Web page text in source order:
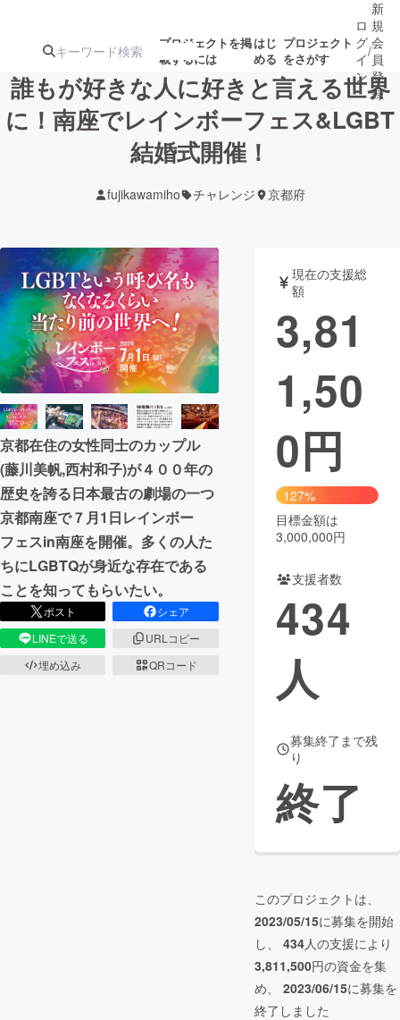
プロジェクトを掲
載するには
はじ
める
プロジェクト
をさがす
注目の新着プロ募集終了が近いプ
テクノロジー・ガジェット
映像・映画 書籍・雑誌
ビジネス・起業 チャレンジ
まちづくり・地域活性化
CAMPFIRE for Social Good
CAMPFIRE Creation
CAMPFIREふるさと納税
コミュニティ
ロ
グ
イ
ン
/
新
規
会
員
登
録
誰もが好きな人に好きと言える世界
に！南座でレインボーフェス&LGBT
結婚式開催！
fujikawamiho チャレンジ 京都府
京都在住の女性同士のカップル
(藤川美帆,西村和子)が４００年の
歴史を誇る日本最古の劇場の一つ
京都南座で７月1日レインボー
フェスin南座を開催。多くの人た
ちにLGBTQが身近な存在である
ことを知ってもらいたい。
ポスト
シェア
LINEで送る
URLコピー
埋め込み
QRコード
現在の支援総
額
3,81
1,50
0円
127%
目標金額は
3,000,000円
支援者数
434
人
募集終了まで残
り
終了
このプロジェクトは、
2023/05/15に募集を開始
し、 434人の支援により
3,811,500円の資金を集
め、 2023/06/15に募集を
終了しました